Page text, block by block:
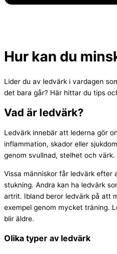
Hur kan du
Lider du av ledvärk i vardagen
det bara går? Här hittar du tips
Vad är ledvärk?
Ledvärk innebär att lederna gör
inflammation, skador eller
genom svullnad, stelhet och värk.
Vissa människor får ledvärk efter
stukning. Andra kan ha ledvärk
artrit. Ibland beror ledvärk på att
exempel genom mycket träning.
blir äldre.
Olika typer av ledvärk